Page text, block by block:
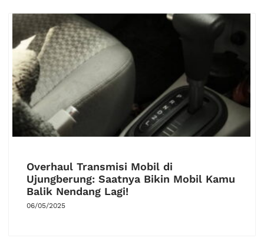
Overhaul Transmisi Mobil di
Ujungberung: Saatnya Bikin Mobil Kamu
Balik Nendang Lagi!
06/05/2025